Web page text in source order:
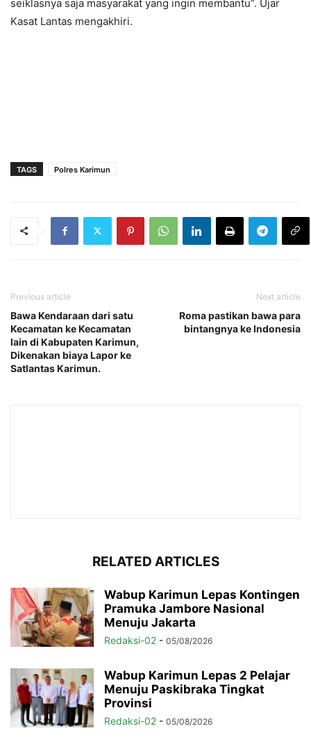
seiklasnya saja masyarakat yang ingin membantu”. Ujar
Kasat Lantas mengakhiri.
TAGS Polres Karimun
Previous article
Bawa Kendaraan dari satu
Kecamatan ke Kecamatan
lain di Kabupaten Karimun,
Dikenakan biaya Lapor ke
Satlantas Karimun.
Next article
Roma pastikan bawa para
bintangnya ke Indonesia
RELATED ARTICLES
Wabup Karimun Lepas Kontingen
Pramuka Jambore Nasional
Menuju Jakarta
Redaksi-02 - 05/08/2026
Wabup Karimun Lepas 2 Pelajar
Menuju Paskibraka Tingkat
Provinsi
Redaksi-02 - 05/08/2026